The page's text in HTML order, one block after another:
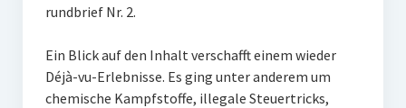
rundbrief Nr. 2.
Ein Blick auf den Inhalt verschafft einem wieder
Déjà-vu-Erlebnisse. Es ging unter anderem um
chemische Kampfstoffe, illegale Steuertricks,